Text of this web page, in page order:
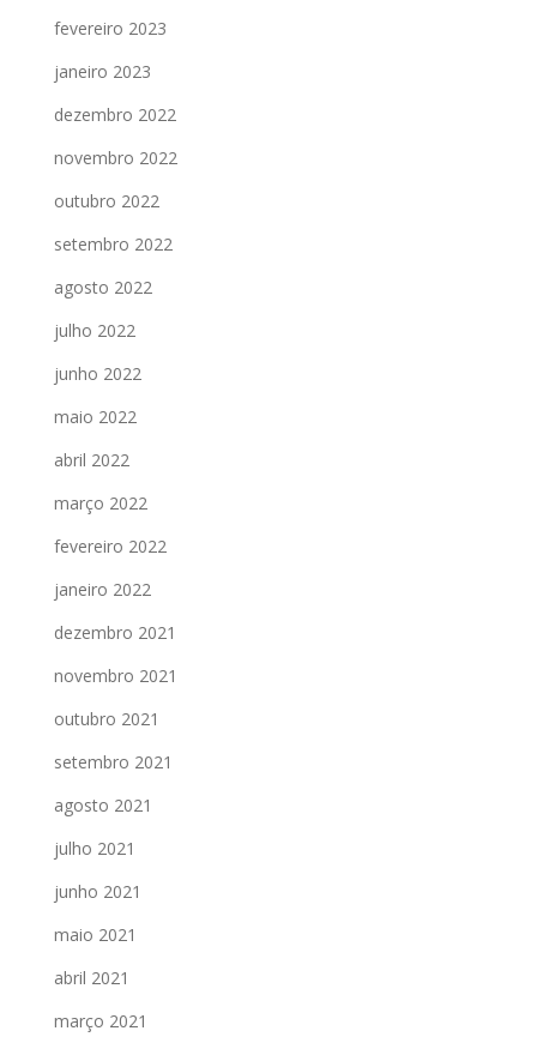
fevereiro 2023
janeiro 2023
dezembro 2022
novembro 2022
outubro 2022
setembro 2022
agosto 2022
julho 2022
junho 2022
maio 2022
abril 2022
março 2022
fevereiro 2022
janeiro 2022
dezembro 2021
novembro 2021
outubro 2021
setembro 2021
agosto 2021
julho 2021
junho 2021
maio 2021
abril 2021
março 2021